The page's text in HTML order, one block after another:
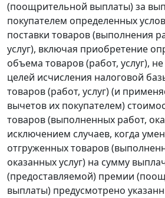
(поощрительной выплаты) за
покупателем определенных
поставки товаров (выполнения
услуг), включая приобретение
объема товаров (работ, услуг),
целей исчисления налоговой
товаров (работ, услуг) (и
вычетов их покупателем)
товаров (выполненных работ,
исключением случаев, когда
отгруженных товаров
оказанных услуг) на сумму
(предоставляемой) премии
выплаты) предусмотрено